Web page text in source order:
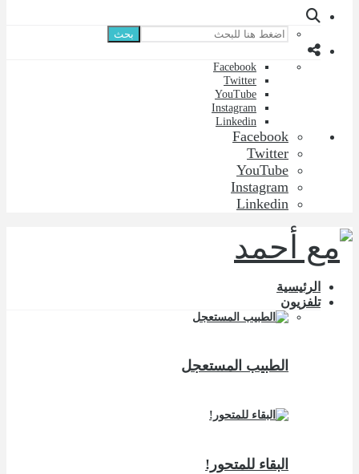
بحث
Facebook
Twitter
YouTube
Instagram
Linkedin
Facebook
Twitter
YouTube
Instagram
Linkedin
الرئيسية
تلفزيون
الطبيب المستعجل
البقاء للمتحور!